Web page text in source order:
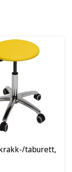
taburett,